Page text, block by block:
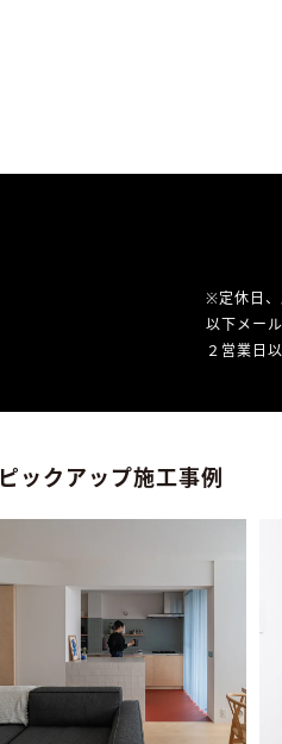
※定休日、
以下メー
２営業日
ピックアップ施工事例